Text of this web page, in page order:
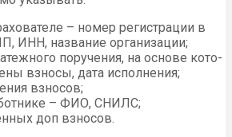
– номер регистрации в
ИНН, название ор­га­ни­за­ции;
по­ру­че­ния, на ос­но­ве ко­то­
взно­сы, дата ис­пол­не­ния;
взно­сов;
– ФИО, СНИЛС;
доп взносов.